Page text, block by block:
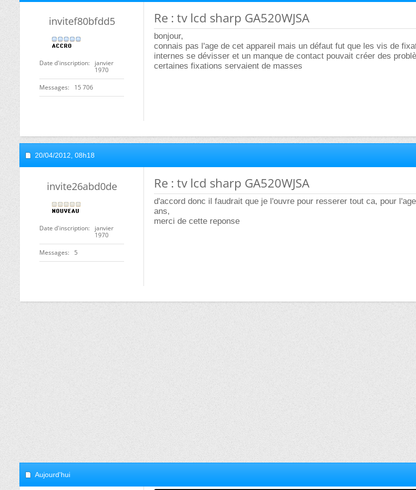
invitef80bfdd5
Date d'inscription
janvier
1970
Messages 15 706
Re : tv lcd sharp GA520WJSA
bonjour,
connais pas l'age de cet appareil mais un défaut fut que les vis de
internes se dévisser et un manque de contact pouvait créer des
certaines fixations servaient de masses
20/04/2012, 08h18
invite26abd0de
Date d'inscription
janvier
1970
Messages 5
Re : tv lcd sharp GA520WJSA
d'accord donc il faudrait que je l'ouvre pour resserer tout ca, pour
ans,
merci de cette reponse
Aujourd'hui